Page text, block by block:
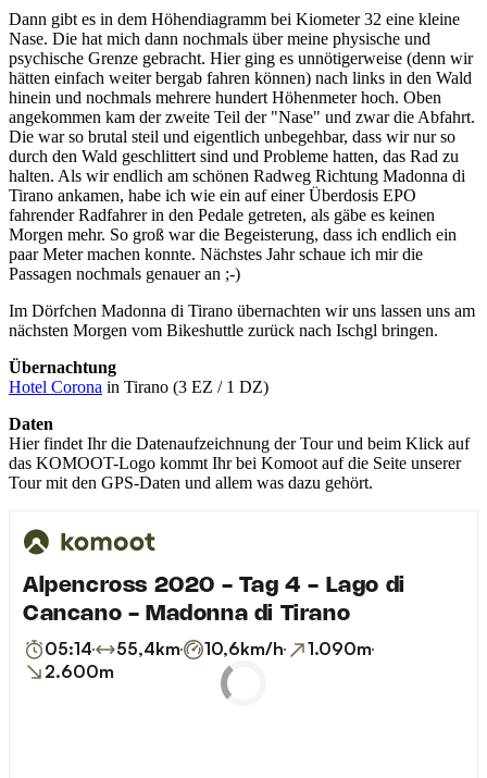
Dann gibt es in dem Höhendiagramm bei Kiometer 32 eine kleine
Nase. Die hat mich dann nochmals über meine physische und
psychische Grenze gebracht. Hier ging es unnötigerweise (denn wir
hätten einfach weiter bergab fahren können) nach links in den Wald
hinein und nochmals mehrere hundert Höhenmeter hoch. Oben
angekommen kam der zweite Teil der "Nase" und zwar die Abfahrt.
Die war so brutal steil und eigentlich unbegehbar, dass wir nur so
durch den Wald geschlittert sind und Probleme hatten, das Rad zu
halten. Als wir endlich am schönen Radweg Richtung Madonna di
Tirano ankamen, habe ich wie ein auf einer Überdosis EPO
fahrender Radfahrer in den Pedale getreten, als gäbe es keinen
Morgen mehr. So groß war die Begeisterung, dass ich endlich ein
paar Meter machen konnte. Nächstes Jahr schaue ich mir die
Passagen nochmals genauer an ;-)
Im Dörfchen Madonna di Tirano übernachten wir uns lassen uns am
nächsten Morgen vom Bikeshuttle zurück nach Ischgl bringen.
Übernachtung
Hotel Corona in Tirano (3 EZ / 1 DZ)
Daten
Hier findet Ihr die Datenaufzeichnung der Tour und beim Klick auf
das KOMOOT-Logo kommt Ihr bei Komoot auf die Seite unserer
Tour mit den GPS-Daten und allem was dazu gehört.